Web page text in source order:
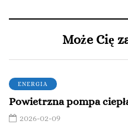
Może Cię
ENERGIA
Powietrzna pompa
2026-02-09